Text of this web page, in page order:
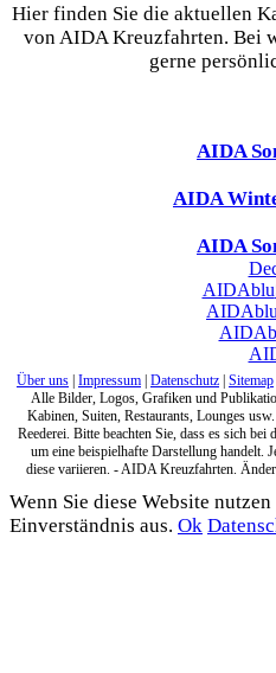
Hier finden Sie die aktuellen
von AIDA Kreuzfahrten. Bei
gerne
AIDA
AIDA
AIDA
AIDAblu
AIDAblu
Über uns | Impressum | Datenschutz | Sitemap
Alle Bilder, Logos, Grafiken und
Kabinen, Suiten, Restaurants, Lounges
Reederei. Bitte beachten Sie, dass es sich bei
um eine beispielhafte Darstellung handelt.
diese variieren. - AIDA Kreuzfahrten.
Wenn Sie diese Website
Einverständnis aus. Ok